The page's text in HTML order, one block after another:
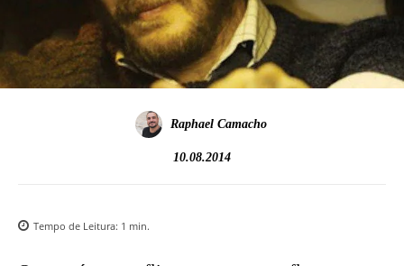
Raphael Camacho
10.08.2014
Tempo de Leitura: 1 min.